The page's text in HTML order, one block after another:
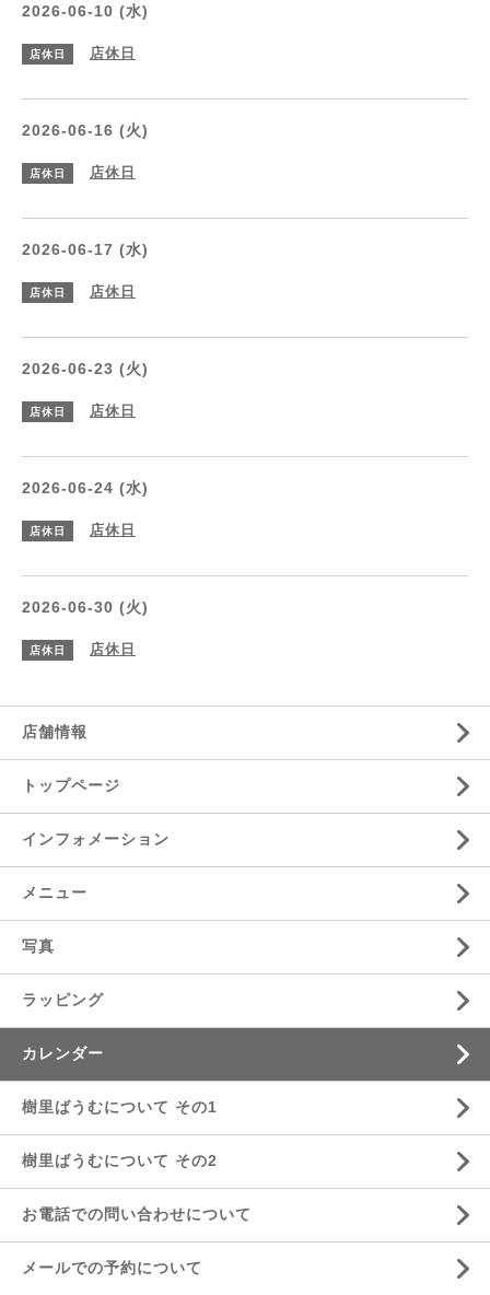
2026-06-10 (水)
店休日 店休日
2026-06-16 (火)
店休日 店休日
2026-06-17 (水)
店休日 店休日
2026-06-23 (火)
店休日 店休日
2026-06-24 (水)
店休日 店休日
2026-06-30 (火)
店休日 店休日
店舗情報
トップページ
インフォメーション
メニュー
写真
ラッピング
カレンダー
樹里ばうむについて その1
樹里ばうむについて その2
お電話での問い合わせについて
メールでの予約について